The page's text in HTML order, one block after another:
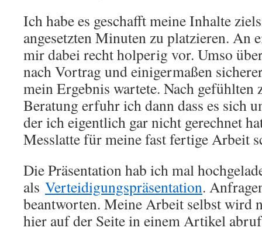
Ich habe es geschafft meine Inhalte
angesetzten Minuten zu platzieren. An
mir dabei recht holperig vor. Umso
nach Vortrag und einigermaßen
mein Ergebnis wartete. Nach gefühlten
Beratung erfuhr ich dann dass es sich
der ich eigentlich gar nicht gerechnet
Messlatte für meine fast fertige Arbeit
Die Präsentation hab ich mal
als Verteidigungspräsentation.
beantworten. Meine Arbeit selbst wird
hier auf der Seite in einem Artikel